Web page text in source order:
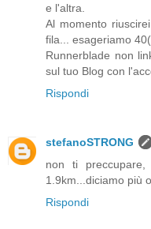
e l'altra.
Al momento
fila... esageriamo
Runnerblade non
sul tuo Blog con
Rispondi
stefanoSTRONG
non ti
1.9km...diciamo più
Rispondi